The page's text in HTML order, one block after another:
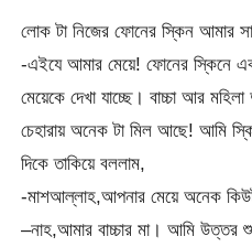
লোক টা নিজের ফোনের স্কিন আমার
-এইযে আমার মেয়ে! ফোনের স্কিনে
মেয়েকে দেখা যাচ্ছে। বাচ্চা আর
চেহারায় অনেক টা মিল আছে! আমি
দিকে তাকিয়ে বললাম,
-মাশআল্লাহ,আপনার মেয়ে অনেক
–নাহ,আমার বাচ্চার মা। আমি উত্তর